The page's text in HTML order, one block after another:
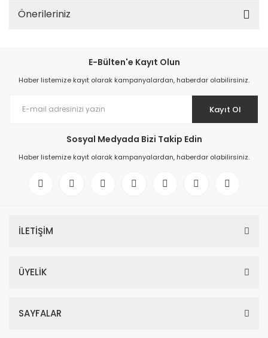
Önerileriniz
E-Bülten'e Kayıt Olun
Haber listemize kayıt olarak kampanyalardan, haberdar olabilirsiniz.
Kayıt Ol
Sosyal Medyada Bizi Takip Edin
Haber listemize kayıt olarak kampanyalardan, haberdar olabilirsiniz.
İLETİŞİM
ÜYELİK
SAYFALAR